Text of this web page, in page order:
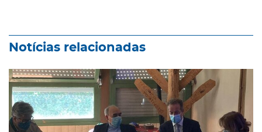
Notícias relacionadas